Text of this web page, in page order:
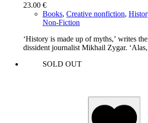
23.00 €
Books, Creative nonfiction,
Non-Fiction
‘History is made up of myths,’ writes
dissident journalist Mikhail Zygar.
SOLD OUT